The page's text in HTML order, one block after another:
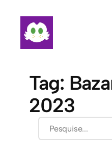
conteúdo
Tag:
2023